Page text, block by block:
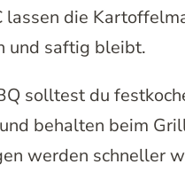
lassen die
und saftig bleibt.
solltest du
behalten beim
werden schneller